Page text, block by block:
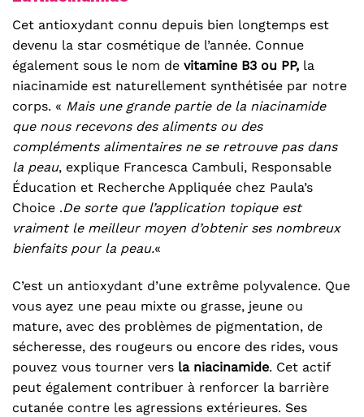
Cet antioxydant connu depuis bien longtemps est
devenu la star cosmétique de l’année. Connue
également sous le nom de vitamine B3 ou PP, la
niacinamide est naturellement synthétisée par notre
corps. « Mais une grande partie de la niacinamide
que nous recevons des aliments ou des
compléments alimentaires ne se retrouve pas dans
la peau, explique Francesca Cambuli, Responsable
Éducation et Recherche Appliquée chez Paula’s
Choice .De sorte que l’application topique est
vraiment le meilleur moyen d’obtenir ses nombreux
bienfaits pour la peau.«
C’est un antioxydant d’une extrême polyvalence. Que
vous ayez une peau mixte ou grasse, jeune ou
mature, avec des problèmes de pigmentation, de
sécheresse, des rougeurs ou encore des rides, vous
pouvez vous tourner vers la niacinamide. Cet actif
peut également contribuer à renforcer la barrière
cutanée contre les agressions extérieures. Ses